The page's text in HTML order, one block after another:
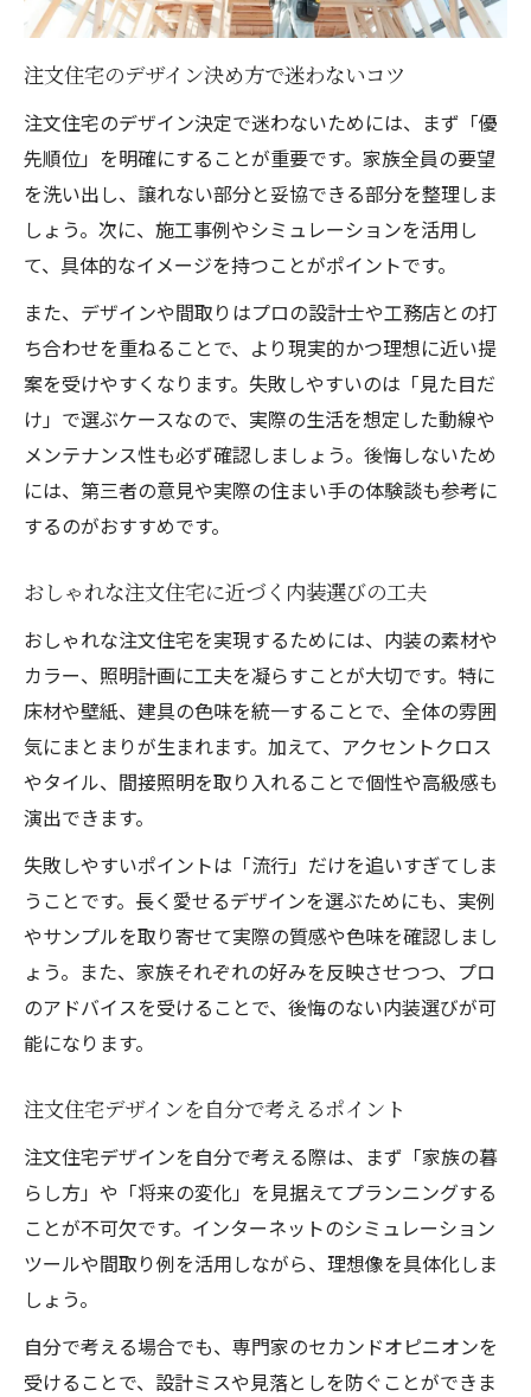
注文住宅のデザイン決め方で迷わないコツ
注文住宅のデザイン決定で迷わないためには、まず「優
先順位」を明確にすることが重要です。家族全員の要望
を洗い出し、譲れない部分と妥協できる部分を整理しま
しょう。次に、施工事例やシミュレーションを活用し
て、具体的なイメージを持つことがポイントです。
また、デザインや間取りはプロの設計士や工務店との打
ち合わせを重ねることで、より現実的かつ理想に近い提
案を受けやすくなります。失敗しやすいのは「見た目だ
け」で選ぶケースなので、実際の生活を想定した動線や
メンテナンス性も必ず確認しましょう。後悔しないため
には、第三者の意見や実際の住まい手の体験談も参考に
するのがおすすめです。
おしゃれな注文住宅に近づく内装選びの工夫
おしゃれな注文住宅を実現するためには、内装の素材や
カラー、照明計画に工夫を凝らすことが大切です。特に
床材や壁紙、建具の色味を統一することで、全体の雰囲
気にまとまりが生まれます。加えて、アクセントクロス
やタイル、間接照明を取り入れることで個性や高級感も
演出できます。
失敗しやすいポイントは「流行」だけを追いすぎてしま
うことです。長く愛せるデザインを選ぶためにも、実例
やサンプルを取り寄せて実際の質感や色味を確認しまし
ょう。また、家族それぞれの好みを反映させつつ、プロ
のアドバイスを受けることで、後悔のない内装選びが可
能になります。
注文住宅デザインを自分で考えるポイント
注文住宅デザインを自分で考える際は、まず「家族の暮
らし方」や「将来の変化」を見据えてプランニングする
ことが不可欠です。インターネットのシミュレーション
ツールや間取り例を活用しながら、理想像を具体化しま
しょう。
自分で考える場合でも、専門家のセカンドオピニオンを
受けることで、設計ミスや見落としを防ぐことができま